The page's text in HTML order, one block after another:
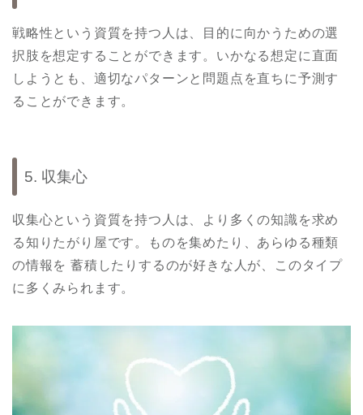
戦略性という資質を持つ人は、目的に向かうための選
択肢を想定することができます。いかなる想定に直面
しようとも、適切なパターンと問題点を直ちに予測す
ることができます。
5. 収集心
収集心という資質を持つ人は、より多くの知識を求め
る知りたがり屋です。ものを集めたり、あらゆる種類
の情報を 蓄積したりするのが好きな人が、このタイプ
に多くみられます。